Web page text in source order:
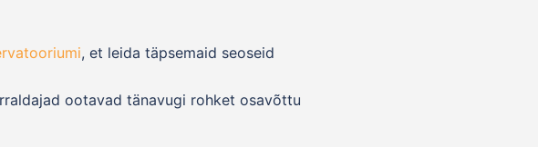
, et leida täpsemaid seoseid
ootavad tänavugi rohket osavõttu